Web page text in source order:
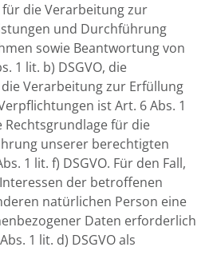
die Verarbeitung zur
und Durchführung
sowie Beantwortung von
1 lit. b) DSGVO, die
Verarbeitung zur Erfüllung
ist Art. 6 Abs. 1
Rechtsgrundlage für die
unserer berechtigten
1 lit. f) DSGVO. Für den Fall,
der betroffenen
natürlichen Person eine
Daten erforderlich
1 lit. d) DSGVO als